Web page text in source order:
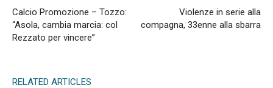
Calcio Promozione – Tozzo:
“Asola, cambia marcia: col
Rezzato per vincere”
Violenze in serie alla
compagna, 33enne alla sbarra
RELATED ARTICLES